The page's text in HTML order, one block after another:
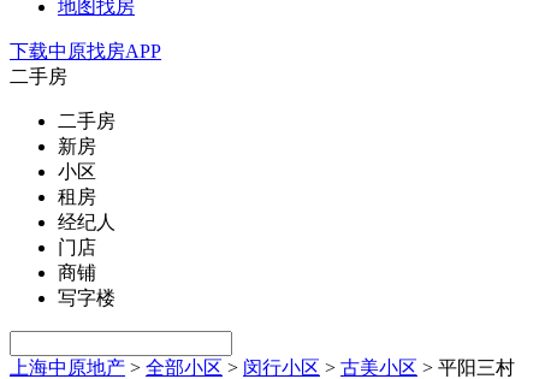
地图找房
下载中原找房APP
二手房
二手房
新房
小区
租房
经纪人
门店
商铺
写字楼
上海中原地产 > 全部小区 > 闵行小区 > 古美小区 > 平阳三村